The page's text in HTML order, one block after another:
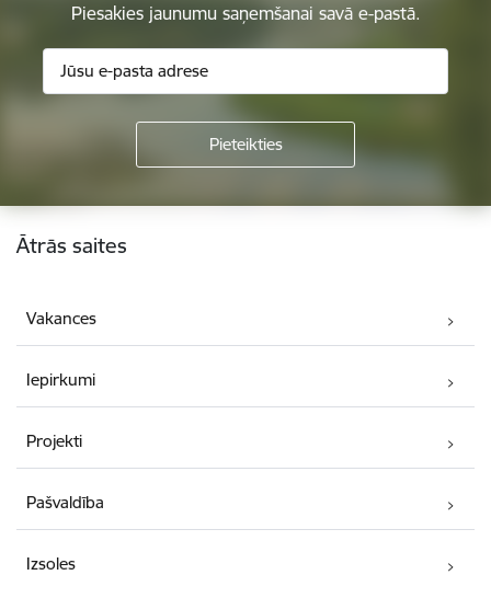
Piesakies jaunumu saņemšanai savā e-pastā.
Kājene
Ātrās saites
Vakances
Iepirkumi
Projekti
Pašvaldība
Izsoles